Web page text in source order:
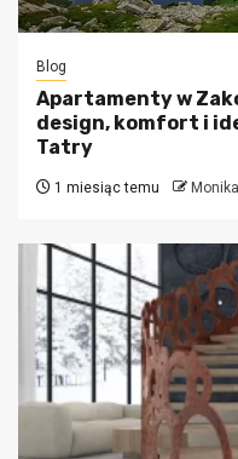
Blog
Apartamenty w
design, komfort i
Tatry
1 miesiąc temu Monika